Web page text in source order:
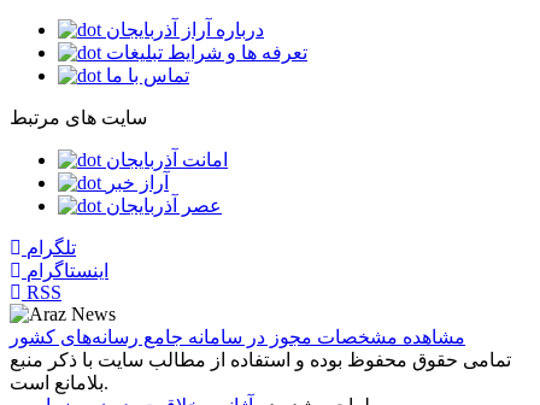
درباره آراز آذربایجان
تعرفه ها و شرایط تبلیغات
تماس با ما
سایت های مرتبط
امانت آذربایجان
آراز خبر
عصر آذربایجان
تلگرام
اینستاگرام
RSS
مشاهده مشخصات مجوز در سامانه جامع رسانه‌های کشور
تمامی حقوق محفوظ بوده و استفاده از مطالب سایت با ذکر منبع
بلامانع است.